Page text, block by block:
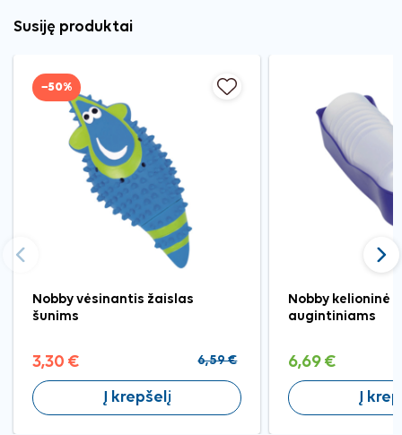
Susiję produktai
−50%
Nobby vėsinantis žaislas
šunims
3,30 € 6,59 €
Į krepšelį
Nobby kelioninė
augintiniams
6,69 €
Į
Ankstesnis